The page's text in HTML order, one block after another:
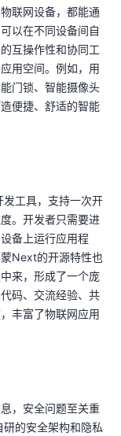
联网设备，都能通
以在不同设备间自
互操作性和协同工
用空间。例如，用
门锁、智能摄像头
便捷、舒适的智能
工具，支持一次开
。开发者只需要进
备上运行应用程
Next的开源特性也
来，形成了一个庞
码、交流经验、共
丰富了物联网应用
，安全问题至关重
的安全架构和隐私